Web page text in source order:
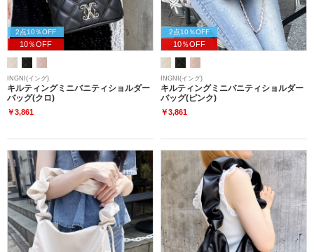
2点10％OFF
10％OFF
INGNI(イング)
キルティングミニバニティショルダー
バッグ(クロ)
￥3,861
2点10％OFF
10％OFF
INGNI(イング)
キルティングミニバニティショルダー
バッグ(ピンク)
￥3,861